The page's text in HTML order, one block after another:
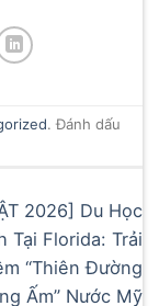
. Đánh dấu
2026] Du Học
Tại Florida: Trải
“Thiên Đường
Ấm” Nước Mỹ